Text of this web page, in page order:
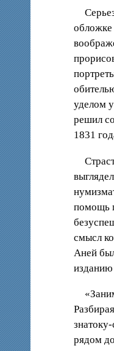
обложке
уделом
решил
1831
помощь
смысл
Аней
изданию
рядом